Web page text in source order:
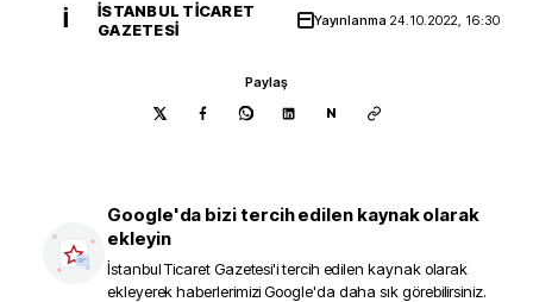
İ
İSTANBUL TICARET
GAZETESI
Yayınlanma 24.10.2022, 16:30
Paylaş
N
Google'da bizi tercih edilen kaynak olarak
ekleyin
İstanbul Ticaret Gazetesi'i tercih edilen kaynak olarak
ekleyerek haberlerimizi Google'da daha sık görebilirsiniz.